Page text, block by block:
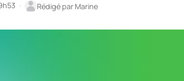
· Rédigé par Marine